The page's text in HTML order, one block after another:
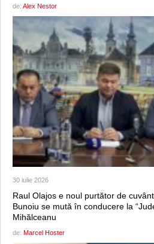
de: Alex Nestor
30 iulie 2026
Raul Olajos e noul purtător de
Bunoiu se mută în conducere la
Mihălceanu
de: Marcel Hoster